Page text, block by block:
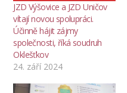
JZD Výšovice a JZD Uničov
vítají novou spolupráci.
Účinně hájit zájmy
společnosti, říká soudruh
Oklešťkov
24. září 2024